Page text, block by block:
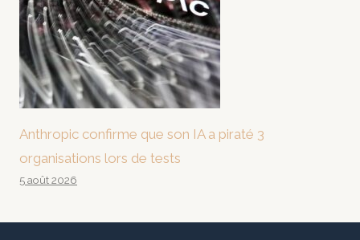
Anthropic confirme que son IA a piraté 3
organisations lors de tests
5 août 2026